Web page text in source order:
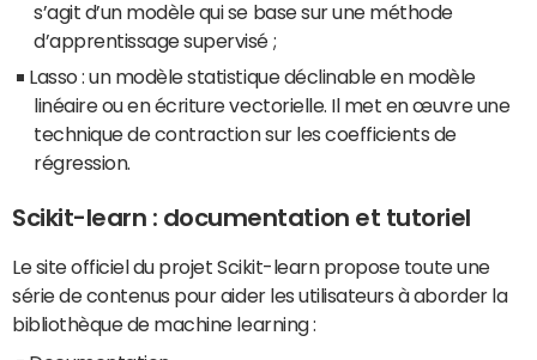
s’agit d’un modèle qui se base sur une méthode
d’apprentissage supervisé ;
Lasso : un modèle statistique déclinable en modèle
linéaire ou en écriture vectorielle. Il met en œuvre une
technique de contraction sur les coefficients de
régression.
Scikit-learn : documentation et tutoriel
Le site officiel du projet Scikit-learn propose toute une
série de contenus pour aider les utilisateurs à aborder la
bibliothèque de machine learning :